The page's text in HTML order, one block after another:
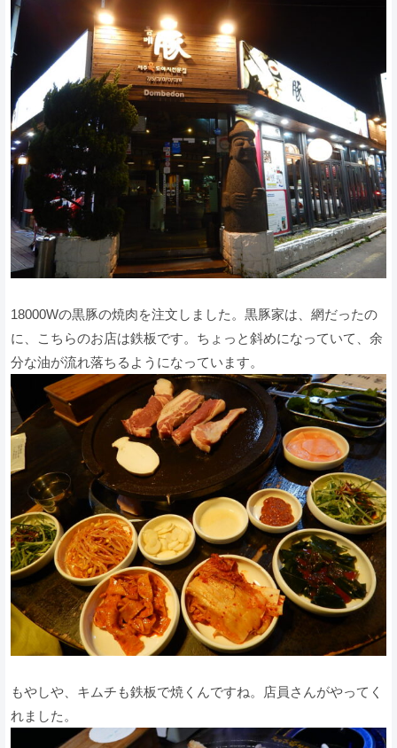
18000Wの黒豚の焼肉を注文しました。黒豚家は、網だったの
に、こちらのお店は鉄板です。ちょっと斜めになっていて、余
分な油が流れ落ちるようになっています。
もやしや、キムチも鉄板で焼くんですね。店員さんがやってく
れました。